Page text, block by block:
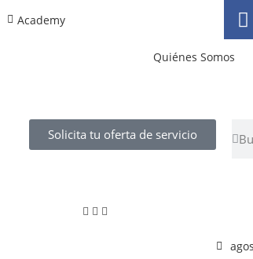
Academy
Quiénes Somos
Solicita tu oferta de servicio